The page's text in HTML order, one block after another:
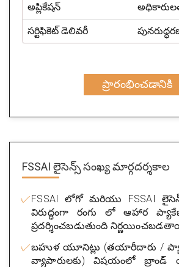
అప్లికేషన్
సర్టిఫికెట్ డెలివరీ
ప్రారంభించడానికి
FSSAI లైసెన్స్ సంఖ్య మార్గదర్శకాల
FSSAI లోగో మరియు FSSAI
విరుద్ధంగా రంగు లో ఆహార
ప్రదర్శించబడుతుంది
బహుళ యూనిట్లు (తయారీదారు /
వ్యాపారులకు) విషయంలో